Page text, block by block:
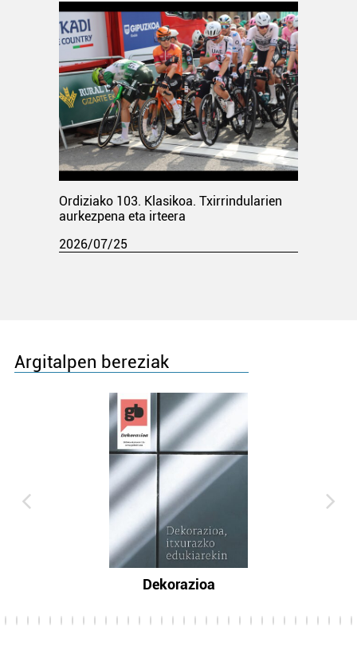
Ordiziako 103. Klasikoa. Txirrindularien
aurkezpena eta irteera
2026/07/25
Argitalpen bereziak
Dekorazioa